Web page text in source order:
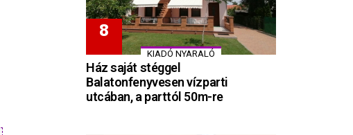
KIADÓ NYARALÓ
Ház saját stéggel
Balatonfenyvesen vízparti
utcában, a parttól 50m-re